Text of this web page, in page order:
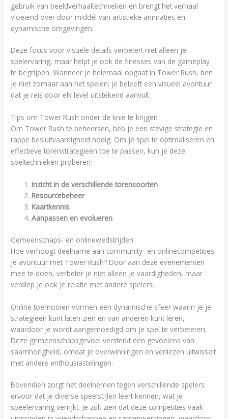
gebruik van beeldverhaaltechnieken en brengt het verhaal
vloeiend over door middel van artistieke animaties en
dynamische omgevingen.
Deze focus voor visuele details verbetert niet alleen je
spelervaring, maar helpt je ook de finesses van de gameplay
te begrijpen. Wanneer je helemaal opgaat in Tower Rush, ben
je niet zomaar aan het spelen; je beleeft een visueel avontuur
dat je reis door elk level uitstekend aanvult.
Tips om Tower Rush onder de knie te krijgen
Om Tower Rush te beheersen, heb je een stevige strategie en
rappe besluitvaardigheid nodig. Om je spel te optimaliseren en
effectieve torenstrategieën toe te passen, kun je deze
speltechnieken proberen:
Inzicht in de verschillende torensoorten
Resourcebeheer
Kaartkennis
Aanpassen en evolueren
Gemeenschaps- en onlinewedstrijden
Hoe verhoogt deelname aan community- en onlinecompetities
je avontuur met Tower Rush? Door aan deze evenementen
mee te doen, verbeter je niet alleen je vaardigheden, maar
verdiep je ook je relatie met andere spelers.
Online toernooien vormen een dynamische sfeer waarin je je
strategieën kunt laten zien en van anderen kunt leren,
waardoor je wordt aangemoedigd om je spel te verbeteren.
Deze gemeenschapsgevoel versterkt een gevoelens van
saamhorigheid, omdat je overwinningen en verliezen uitwisselt
met andere enthousiastelingen.
Bovendien zorgt het deelnemen tegen verschillende spelers
ervoor dat je diverse speelstijlen leert kennen, wat je
speelervaring verrijkt. Je zult zien dat deze competities vaak